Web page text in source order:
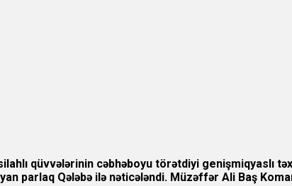
qüvvələrinin cəbhəboyu törətdiyi genişmiqyaslı
parlaq Qələbə ilə nəticələndi. Müzəffər Ali Baş